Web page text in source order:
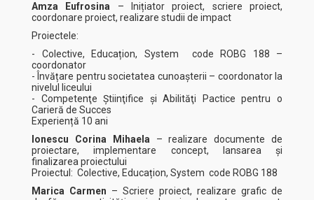
Amza Eufrosina – Inițiator proiect, scriere proiect,
coordonare proiect, realizare studii de impact
Proiectele:
- Colective, Educațion, System code ROBG 188 –
coordonator
- Învățare pentru societatea cunoașterii – coordonator la
nivelul liceului
- Competenţe Ştiinţifice şi Abilităţi Pactice pentru o
Carieră de Succes
Experiență 10 ani
Ionescu Corina Mihaela – realizare documente de
proiectare, implementare concept, lansarea și
finalizarea proiectului
Proiectul: Colective, Educațion, System code ROBG 188
Marica Carmen – Scriere proiect, realizare grafic de